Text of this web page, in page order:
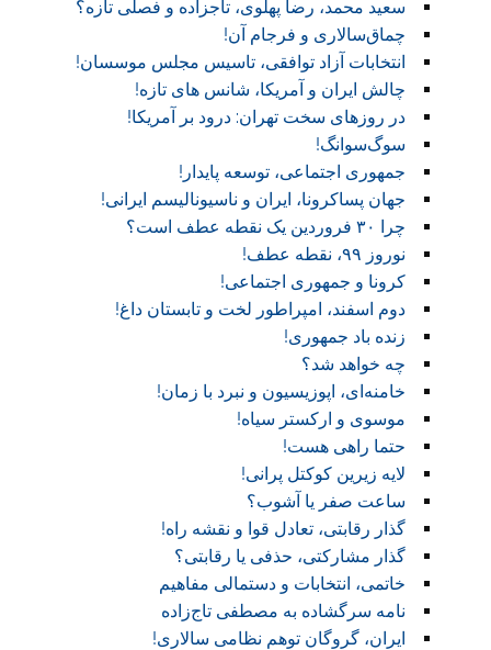
سعید محمد، رضا پهلوی، تاجزاده و فصلی تازه؟
چماق‌سالاری و فرجام آن!‏
انتخابات آزاد توافقی، تاسیس مجلس موسسان!‏
چالش ایران و آمریکا، شانس های تازه!
در روز‌های سخت تهران: درود بر آمریکا!
سوگ‌‌سوانگ!‏
جمهوری اجتماعی، توسعه پایدار!
جهان پساکرونا، ایران و ناسیونالیسم ایرانی!
چرا ۳۰ فروردین یک نقطه عطف است؟
نوروز ۹۹، نقطه عطف!‏
کرونا و جمهوری اجتماعی!‏
دوم اسفند، امپراطور لخت و تابستان داغ!
زنده باد جمهوری!
چه خواهد شد؟
خامنه‌ای، اپوزیسیون و نبرد با زمان!
موسوی و ارکستر سیاه!
حتما راهی هست!
لایه زیرین کوکتل پرانی!
ساعت صفر یا آشوب؟
گذار رقابتی، تعادل قوا و نقشه راه!‏
گذار مشارکتی، حذفی یا رقابتی؟
خاتمی، انتخابات و دستمالی مفاهیم
نامه سرگشاده به مصطفی تاج‌زاده
ایران، گروگان توهم نظامی سالاری!